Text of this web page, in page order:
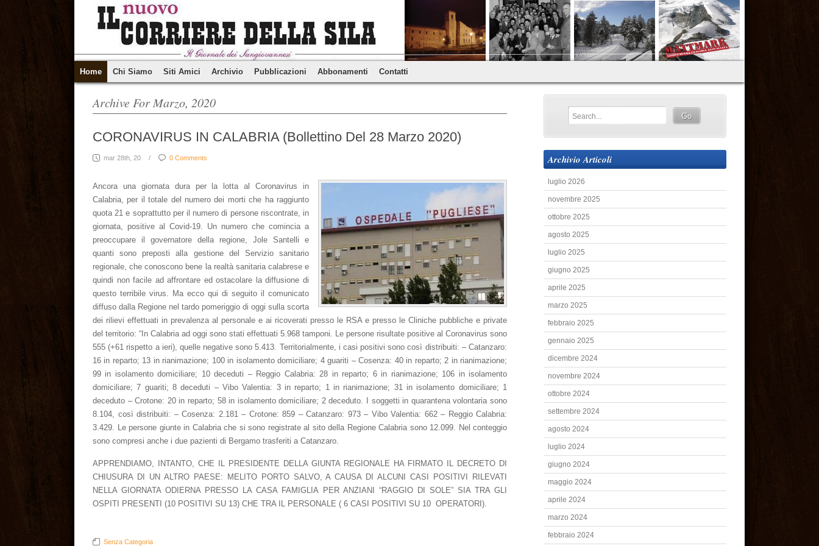
Home Chi Siamo Siti Amici Archivio Pubblicazioni Abbonamenti Contatti
Archive For Marzo, 2020
CORONAVIRUS IN CALABRIA (Bollettino Del 28 Marzo 2020)
mar 28th, 20 / 0 Comments
Ancora una giornata dura per la lotta al Coronavirus in
Calabria, per il totale del numero dei morti che ha raggiunto
quota 21 e soprattutto per il numero di persone riscontrate, in
giornata, positive al Covid-19. Un numero che comincia a
preoccupare il governatore della regione, Jole Santelli e
quanti sono preposti alla gestione del Servizio sanitario
regionale, che conoscono bene la realtà sanitaria calabrese e
quindi non facile ad affrontare ed ostacolare la diffusione di
questo terribile virus. Ma ecco qui di seguito il comunicato
diffuso dalla Regione nel tardo pomeriggio di oggi sulla scorta
dei rilievi effettuati in prevalenza al personale e ai ricoverati presso le RSA e presso le Cliniche pubbliche e private
del territorio: “In Calabria ad oggi sono stati effettuati 5.968 tamponi. Le persone risultate positive al Coronavirus sono
555 (+61 rispetto a ieri), quelle negative sono 5.413. Territorialmente, i casi positivi sono così distribuiti: – Catanzaro:
16 in reparto; 13 in rianimazione; 100 in isolamento domiciliare; 4 guariti – Cosenza: 40 in reparto; 2 in rianimazione;
99 in isolamento domiciliare; 10 deceduti – Reggio Calabria: 28 in reparto; 6 in rianimazione; 106 in isolamento
domiciliare; 7 guariti; 8 deceduti – Vibo Valentia: 3 in reparto; 1 in rianimazione; 31 in isolamento domiciliare; 1
deceduto – Crotone: 20 in reparto; 58 in isolamento domiciliare; 2 deceduto. I soggetti in quarantena volontaria sono
8.104, così distribuiti: – Cosenza: 2.181 – Crotone: 859 – Catanzaro: 973 – Vibo Valentia: 662 – Reggio Calabria:
3.429. Le persone giunte in Calabria che si sono registrate al sito della Regione Calabria sono 12.099. Nel conteggio
sono compresi anche i due pazienti di Bergamo trasferiti a Catanzaro.
APPRENDIAMO, INTANTO, CHE IL PRESIDENTE DELLA GIUNTA REGIONALE HA FIRMATO IL DECRETO DI
CHIUSURA DI UN ALTRO PAESE: MELITO PORTO SALVO, A CAUSA DI ALCUNI CASI POSITIVI RILEVATI
NELLA GIORNATA ODIERNA PRESSO LA CASA FAMIGLIA PER ANZIANI “RAGGIO DI SOLE” SIA TRA GLI
OSPITI PRESENTI (10 POSITIVI SU 13) CHE TRA IL PERSONALE ( 6 CASI POSITIVI SU 10 OPERATORI).
Senza Categoria
Archivio Articoli
luglio 2026
novembre 2025
ottobre 2025
agosto 2025
luglio 2025
giugno 2025
aprile 2025
marzo 2025
febbraio 2025
gennaio 2025
dicembre 2024
novembre 2024
ottobre 2024
settembre 2024
agosto 2024
luglio 2024
giugno 2024
maggio 2024
aprile 2024
marzo 2024
febbraio 2024